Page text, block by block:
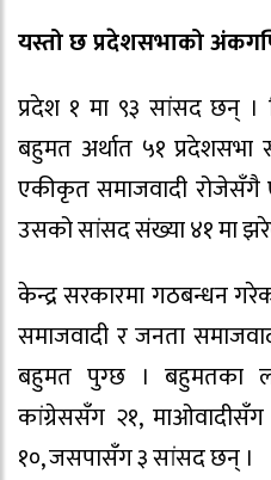
यस्तो छ प्रदेशसभाको
प्रदेश १ मा ९३ सांसद छन्
बहुमत अर्थात ५१
एकीकृत समाजवादी
उसको सांसद संख्या ४१ मा
केन्द्र सरकारमा गठबन्धन
समाजवादी र जनता
बहुमत पुग्छ । बहुमतका
कांग्रेससँग २१,
१०, जसपासँग ३ सांसद छन् ।